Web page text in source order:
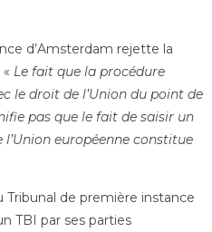
d’Amsterdam rejette la
Le fait que la procédure
le droit de l’Union du point de
pas que le fait de saisir un
européenne constitue
Tribunal de première instance
TBI par ses parties